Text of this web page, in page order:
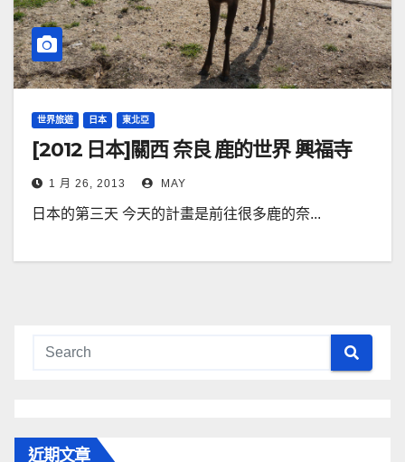
世界旅遊 日本 東北亞
[2012 日本]關西 奈良 鹿的世界 興福寺
1 月 26, 2013 MAY
日本的第三天 今天的計畫是前往很多鹿的奈...
近期文章